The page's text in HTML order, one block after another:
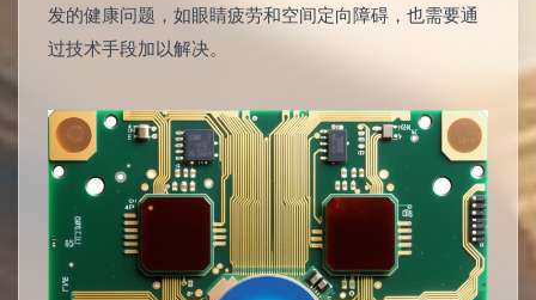
发的健康问题，如眼睛疲劳和空间定向障碍，也需要通
过技术手段加以解决。